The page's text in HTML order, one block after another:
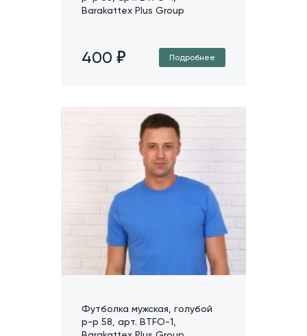
Barakattex Plus Group
400 Подробнее
Футболка мужская, голубой
р-р 58, арт. BTFO-1,